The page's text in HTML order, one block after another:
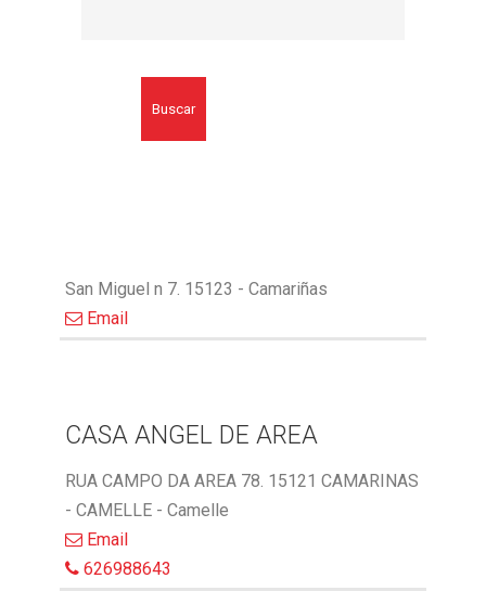
Buscar
San Miguel n 7. 15123 - Camariñas
Email
CASA ANGEL DE AREA
RUA CAMPO DA AREA 78. 15121 CAMARINAS
- CAMELLE - Camelle
Email
626988643